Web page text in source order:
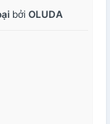
bởi OLUDA